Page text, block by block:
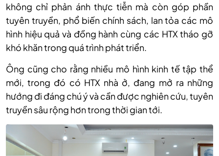
không chỉ phản ánh thực tiễn mà còn góp phần
tuyên truyền, phổ biến chính sách, lan tỏa các mô
hình hiệu quả và đồng hành cùng các HTX tháo gỡ
khó khăn trong quá trình phát triển.
Ông cũng cho rằng nhiều mô hình kinh tế tập thể
mới, trong đó có HTX nhà ở, đang mở ra những
hướng đi đáng chú ý và cần được nghiên cứu, tuyên
truyền sâu rộng hơn trong thời gian tới.